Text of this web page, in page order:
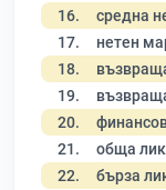
16. средна
17. нетен
18.
19.
20.
21. обща
22. бърза